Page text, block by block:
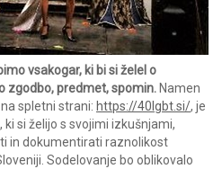
vsakogar, ki bi si želel o
zgodbo, predmet, spomin. Namen
spletni strani: https://40lgbt.si/, je
si želijo s svojimi izkušnjami,
in dokumentirati raznolikost
Sodelovanje bo oblikovalo